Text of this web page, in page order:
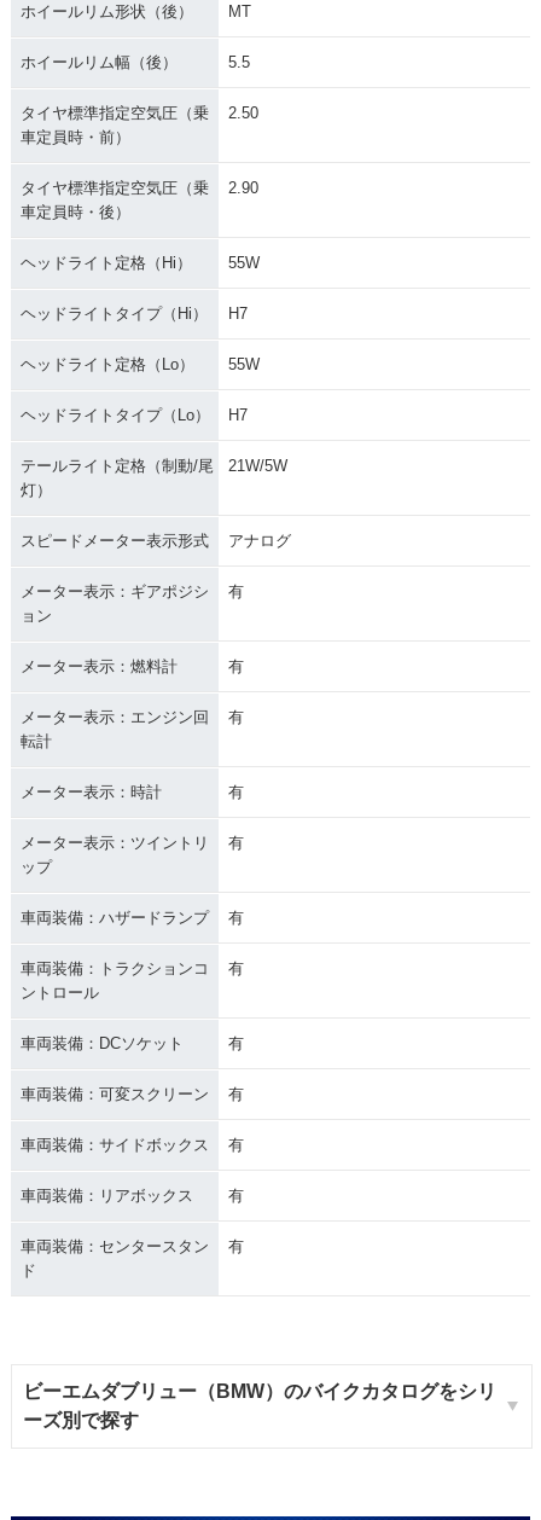
ホイールリム形状（後） MT
ホイールリム幅（後） 5.5
タイヤ標準指定空気圧（乗
車定員時・前）
2.50
タイヤ標準指定空気圧（乗
車定員時・後）
2.90
ヘッドライト定格（Hi） 55W
ヘッドライトタイプ（Hi） H7
ヘッドライト定格（Lo） 55W
ヘッドライトタイプ（Lo） H7
テールライト定格（制動/尾
灯）
21W/5W
スピードメーター表示形式 アナログ
メーター表示：ギアポジシ
ョン
有
メーター表示：燃料計 有
メーター表示：エンジン回
転計
有
メーター表示：時計 有
メーター表示：ツイントリ
ップ
有
車両装備：ハザードランプ 有
車両装備：トラクションコ
ントロール
有
車両装備：DCソケット 有
車両装備：可変スクリーン 有
車両装備：サイドボックス 有
車両装備：リアボックス 有
車両装備：センタースタン
ド
有
ビーエムダブリュー（BMW）のバイクカタログをシリ
ーズ別で探す